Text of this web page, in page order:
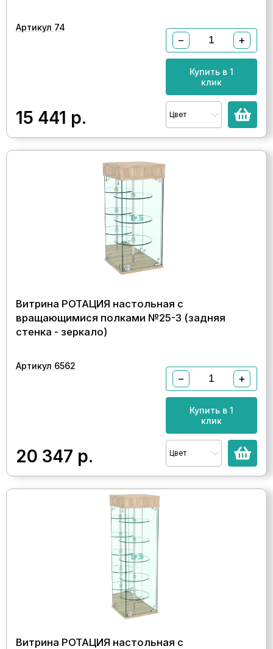
Артикул 74
15 441 р.
− +
Купить в 1
клик
Цвет
Витрина РОТАЦИЯ настольная с
вращающимися полками №25-3 (задняя
стенка - зеркало)
Артикул 6562
20 347 р.
− +
Купить в 1
клик
Цвет
Витрина РОТАЦИЯ настольная с